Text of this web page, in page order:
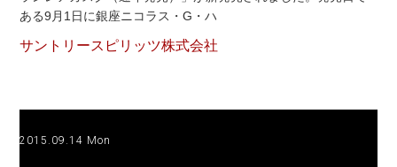
ある9月1日に銀座ニコラス・G・ハ
サントリースピリッツ株式会社
2015.09.14 Mon